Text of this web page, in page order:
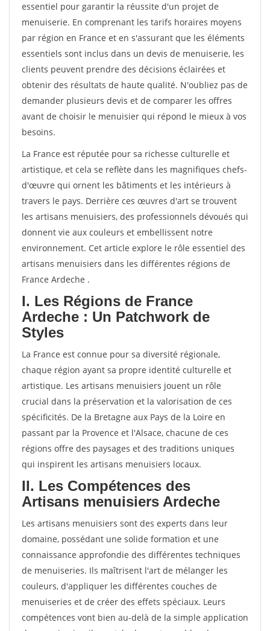
essentiel pour garantir la réussite d'un projet de
menuiserie. En comprenant les tarifs horaires moyens
par région en France et en s'assurant que les éléments
essentiels sont inclus dans un devis de menuiserie, les
clients peuvent prendre des décisions éclairées et
obtenir des résultats de haute qualité. N'oubliez pas de
demander plusieurs devis et de comparer les offres
avant de choisir le menuisier qui répond le mieux à vos
besoins.
La France est réputée pour sa richesse culturelle et
artistique, et cela se reflète dans les magnifiques chefs-
d'œuvre qui ornent les bâtiments et les intérieurs à
travers le pays. Derrière ces œuvres d'art se trouvent
les artisans menuisiers, des professionnels dévoués qui
donnent vie aux couleurs et embellissent notre
environnement. Cet article explore le rôle essentiel des
artisans menuisiers dans les différentes régions de
France Ardeche .
I. Les Régions de France
Ardeche : Un Patchwork de
Styles
La France est connue pour sa diversité régionale,
chaque région ayant sa propre identité culturelle et
artistique. Les artisans menuisiers jouent un rôle
crucial dans la préservation et la valorisation de ces
spécificités. De la Bretagne aux Pays de la Loire en
passant par la Provence et l'Alsace, chacune de ces
régions offre des paysages et des traditions uniques
qui inspirent les artisans menuisiers locaux.
II. Les Compétences des
Artisans menuisiers Ardeche
Les artisans menuisiers sont des experts dans leur
domaine, possédant une solide formation et une
connaissance approfondie des différentes techniques
de menuiseries. Ils maîtrisent l'art de mélanger les
couleurs, d'appliquer les différentes couches de
menuiseries et de créer des effets spéciaux. Leurs
compétences vont bien au-delà de la simple application